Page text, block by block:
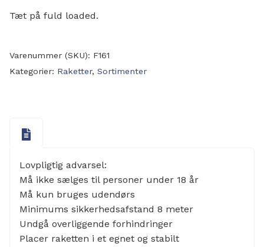
Tæt på fuld loaded.
Varenummer (SKU): F161
Kategorier: Raketter, Sortimenter
Lovpligtig advarsel:
Må ikke sælges til personer under 18 år
Må kun bruges udendørs
Minimums sikkerhedsafstand 8 meter
Undgå overliggende forhindringer
Placer raketten i et egnet og stabilt